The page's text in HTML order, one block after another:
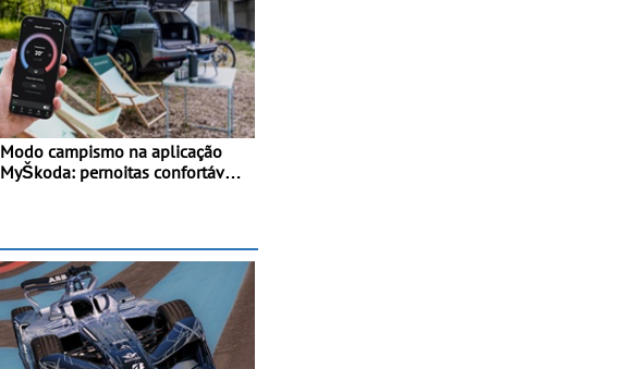
Modo campismo na aplicação
MyŠkoda: pernoitas confortáveis